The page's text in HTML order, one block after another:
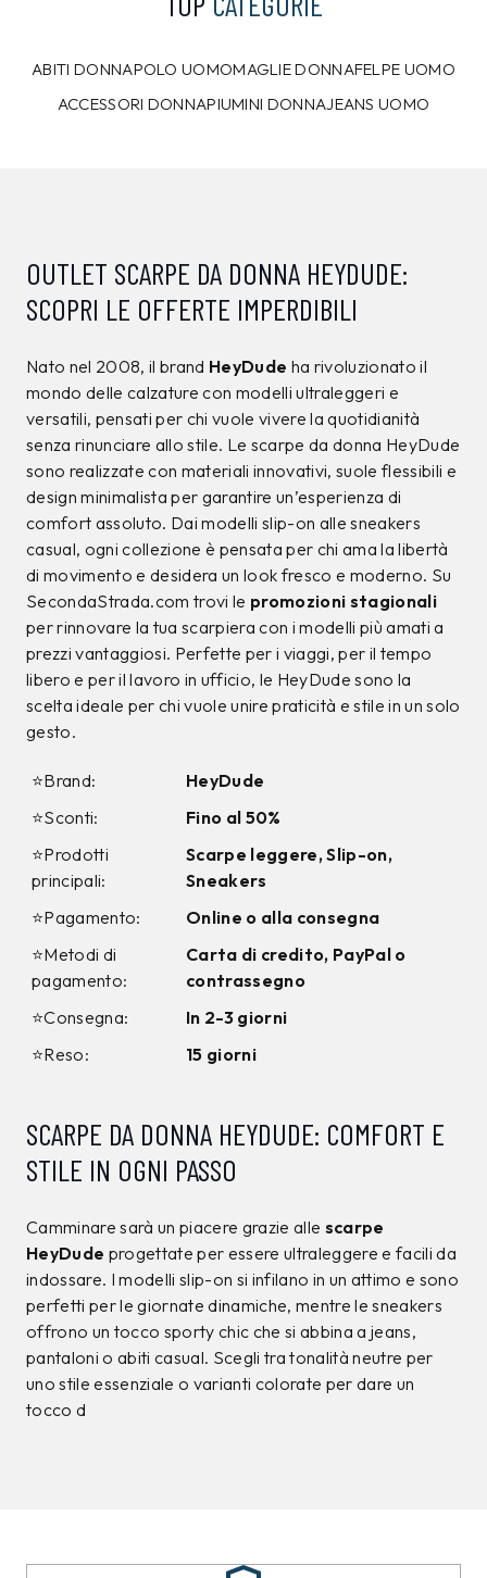
ABITI DONNAPOLO UOMOMAGLIE DONNAFELPE UOMO
ACCESSORI DONNAPIUMINI DONNAJEANS UOMO
OUTLET SCARPE DA DONNA HEYDUDE:
SCOPRI LE OFFERTE IMPERDIBILI
Nato nel 2008, il brand HeyDude ha rivoluzionato il
mondo delle calzature con modelli ultraleggeri e
versatili, pensati per chi vuole vivere la quotidianità
senza rinunciare allo stile. Le scarpe da donna HeyDude
sono realizzate con materiali innovativi, suole flessibili e
design minimalista per garantire un’esperienza di
comfort assoluto. Dai modelli slip-on alle sneakers
casual, ogni collezione è pensata per chi ama la libertà
di movimento e desidera un look fresco e moderno. Su
SecondaStrada.com trovi le promozioni stagionali
per rinnovare la tua scarpiera con i modelli più amati a
prezzi vantaggiosi. Perfette per i viaggi, per il tempo
libero e per il lavoro in ufficio, le HeyDude sono la
scelta ideale per chi vuole unire praticità e stile in un solo
gesto.
⭐Brand:
HeyDude
⭐Sconti:
Fino al 50%
⭐Prodotti
principali:
Scarpe leggere, Slip-on,
Sneakers
⭐Pagamento:
Online o alla consegna
⭐Metodi di
pagamento:
Carta di credito, PayPal o
contrassegno
⭐Consegna:
In 2-3 giorni
⭐Reso:
15 giorni
SCARPE DA DONNA HEYDUDE: COMFORT E
STILE IN OGNI PASSO
Camminare sarà un piacere grazie alle scarpe
HeyDude progettate per essere ultraleggere e facili da
indossare. I modelli slip-on si infilano in un attimo e sono
perfetti per le giornate dinamiche, mentre le sneakers
offrono un tocco sporty chic che si abbina a jeans,
pantaloni o abiti casual. Scegli tra tonalità neutre per
uno stile essenziale o varianti colorate per dare un
tocco d